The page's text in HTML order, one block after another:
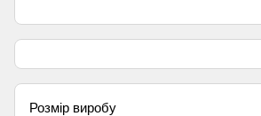
Розмір виробу